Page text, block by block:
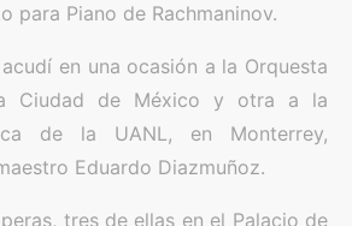
para Piano de Rachmaninov.
en una ocasión a la Orquesta
Ciudad de México y otra a la
de la UANL, en Monterrey,
Eduardo Diazmuñoz.
tres de ellas en el Palacio de